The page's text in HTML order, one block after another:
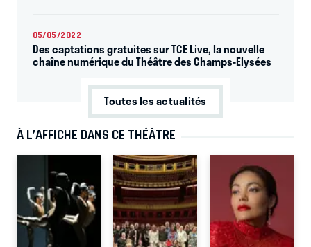
05/05/2022
Des captations gratuites sur TCE Live, la nouvelle
chaîne numérique du Théâtre des Champs-Elysées
Toutes les actualités
À L’AFFICHE DANS CE THÉÂTRE